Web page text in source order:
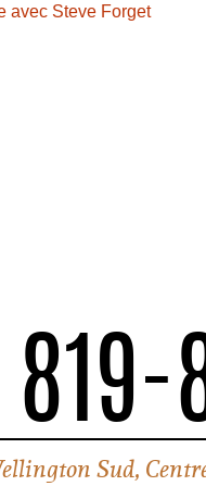
avec Steve Forget
Sud,